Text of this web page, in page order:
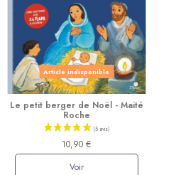
Article indisponible
Le petit berger de Noël - Maité
Roche
10,90 €
Voir